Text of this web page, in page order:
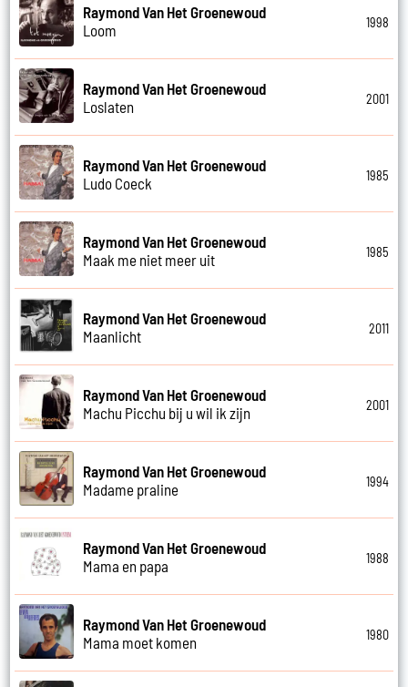
Raymond Van Het Groenewoud
Loom
1998
Raymond Van Het Groenewoud
Loslaten
2001
Raymond Van Het Groenewoud
Ludo Coeck
1985
Raymond Van Het Groenewoud
Maak me niet meer uit
1985
Raymond Van Het Groenewoud
Maanlicht
2011
Raymond Van Het Groenewoud
Machu Picchu bij u wil ik zijn
2001
Raymond Van Het Groenewoud
Madame praline
1994
Raymond Van Het Groenewoud
Mama en papa
1988
Raymond Van Het Groenewoud
Mama moet komen
1980